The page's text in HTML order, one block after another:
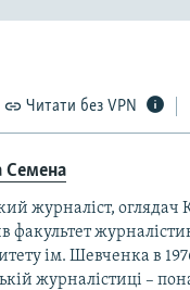
Читати без VPN
Семена
журналіст, оглядач
факультет
ім. Шевченка в
журналістиці –